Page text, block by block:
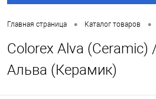
Главная страница • Каталог товаров •
Colorex Alva (Ceramic)
Альва (Керамик)